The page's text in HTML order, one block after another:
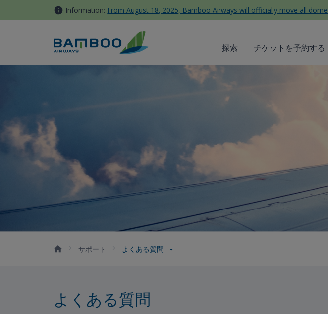
内容へスキップ Information: From August 18, 2025, Bamboo Airways will officially move all
探索 チケットを予約する
Frequently asked questions - Bamboo
サポート よくある質問
よくある質問